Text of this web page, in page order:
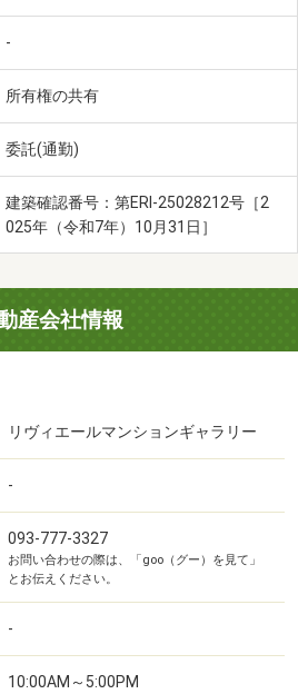
-
所有権の共有
委託(通勤)
建築確認番号：第ERI-25028212号［2
025年（令和7年）10月31日］
産会社情報
リヴィエールマンションギャラリー
-
093-777-3327
お問い合わせの際は、「goo（グー）を見て」
とお伝えください。
-
10:00AM～5:00PM